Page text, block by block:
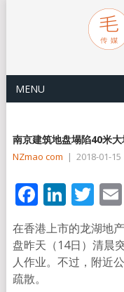
MENU
南京建筑地盘塌陷40米大
NZmao com | 2018-01-15
在香港上市的龙湖地
盘昨天（14日）清晨
人作业。不过，附近
疏散。